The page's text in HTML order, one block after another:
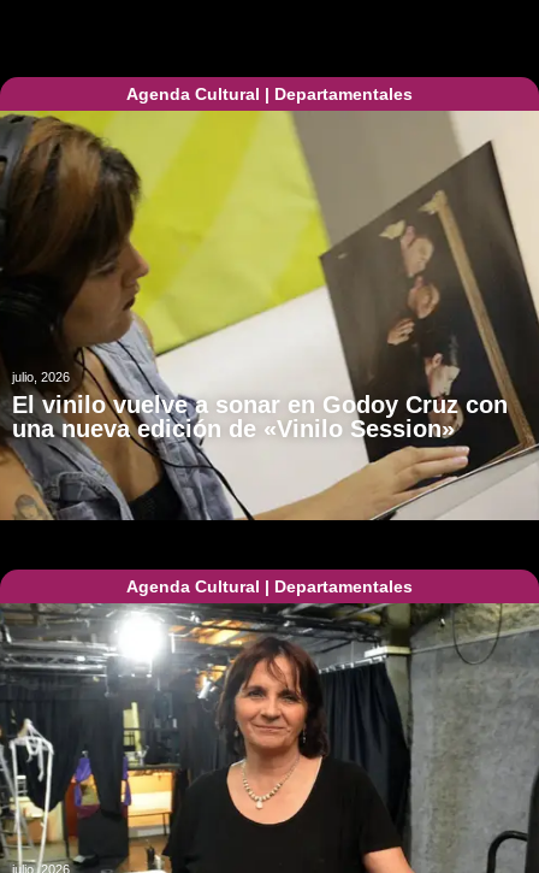
Agenda Cultural | Departamentales
julio, 2026
El vinilo vuelve a sonar en Godoy Cruz con
una nueva edición de «Vinilo Session»
Agenda Cultural | Departamentales
julio, 2026